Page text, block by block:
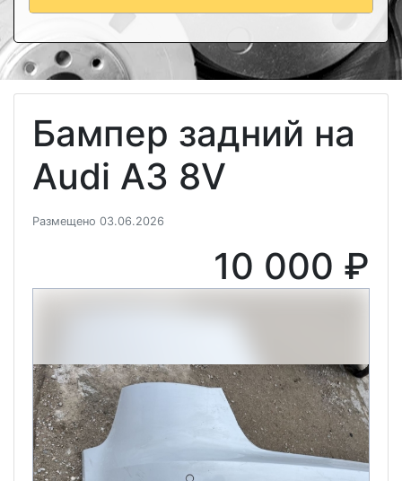
Бампер задний на
Audi A3 8V
Размещено 03.06.2026
10 000 ₽